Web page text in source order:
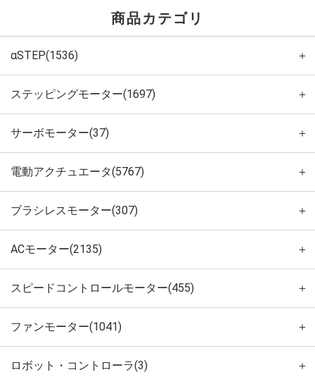
商品カテゴリ
αSTEP(1536) ＋
ステッピングモーター(1697) ＋
サーボモーター(37) ＋
電動アクチュエータ(5767) ＋
ブラシレスモーター(307) ＋
ACモーター(2135) ＋
スピードコントロールモーター(455) ＋
ファンモーター(1041) ＋
ロボット・コントローラ(3) ＋